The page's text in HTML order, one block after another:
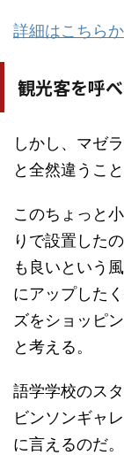
詳細はこちら
観光客を呼べ
しかし、マゼ
と全然違うこ
このちょっと
りで設置した
も良いという
にアップした
ズをショッピ
と考える。
語学学校のス
ビンソンギャ
に言えるのだ。